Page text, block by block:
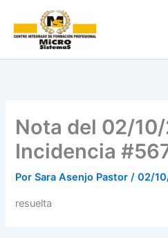
contenido
Nota del 02/
Incidencia
PorSara Asenjo Pastor/02/
resuelta